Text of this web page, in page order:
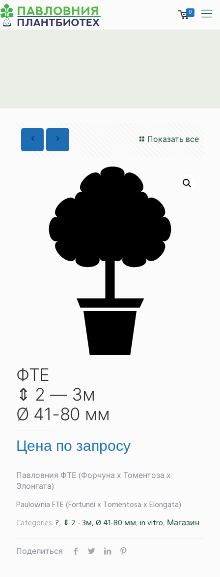
0
Показать все
ФТЕ
⇕ 2 — 3м
Ø 41-80 мм
Цена по запросу
Павловния ФТЕ (Форчуна х Томентоза х
Элонгата)
Paulownia FTE (Fortunei x Tomentosa x Elongata)
Categories:?, ⇕ 2 - 3м, Ø 41-80 мм,in vitro, Магазин
Поделиться